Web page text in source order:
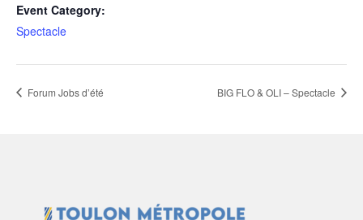
Event Category:
Spectacle
Forum Jobs d’été BIG FLO & OLI – Spectacle